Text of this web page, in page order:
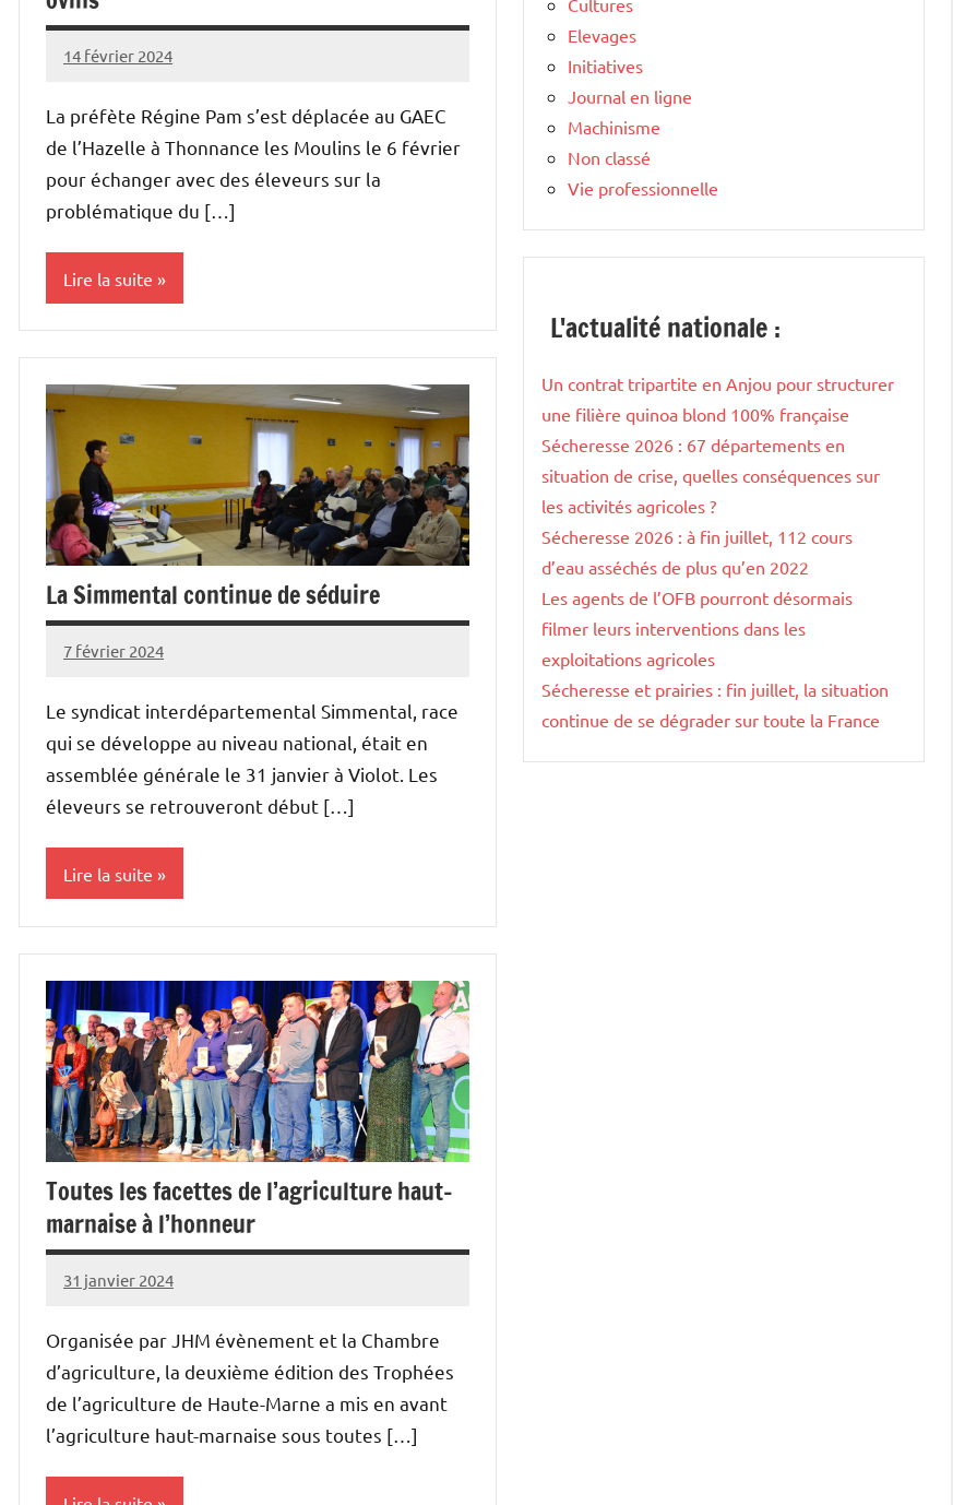
14 février 2024
L'Avenir
et
Rural
La préfète Régine Pam s’est déplacée au GAEC
de l’Hazelle à Thonnance les Moulins le 6 février
pour échanger avec des éleveurs sur la
problématique du […]
Lire la suite
La Simmental continue de séduire
7 février 2024
L'Avenir
et
Rural
Le syndicat interdépartemental Simmental, race
qui se développe au niveau national, était en
assemblée générale le 31 janvier à Violot. Les
éleveurs se retrouveront début […]
Lire la suite
Initiatives
Toutes les facettes de l’agriculture haut-
marnaise à l’honneur
31 janvier 2024
L'Avenir
et
Rural
Organisée par JHM évènement et la Chambre
d’agriculture, la deuxième édition des Trophées
de l’agriculture de Haute-Marne a mis en avant
l’agriculture haut-marnaise sous toutes […]
Elevages
Initiatives
Journal en ligne
Machinisme
Non classé
Vie professionnelle
L'actualité nationale :
Un contrat tripartite en Anjou pour structurer
une filière quinoa blond 100% française
Sécheresse 2026 : 67 départements en
situation de crise, quelles conséquences sur
les activités agricoles ?
Sécheresse 2026 : à fin juillet, 112 cours
d’eau asséchés de plus qu’en 2022
Les agents de l’OFB pourront désormais
filmer leurs interventions dans les
exploitations agricoles
Sécheresse et prairies : fin juillet, la situation
continue de se dégrader sur toute la France